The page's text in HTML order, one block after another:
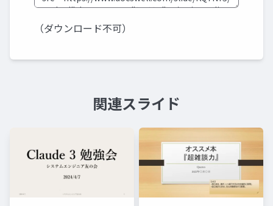
（ダウンロード不可）
関連スライド